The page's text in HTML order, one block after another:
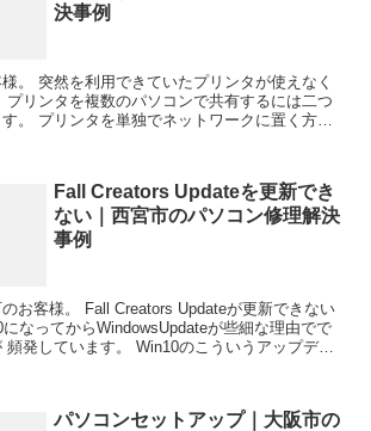
決事例
。 突然を利用できていたプリンタが使えなく
プリンタを複数のパソコンで共有するには二つ
。 プリンタを単独でネットワークに置く方
Fall Creators Updateを更新でき
ない｜西宮市のパソコン修理解決
事例
お客様。 Fall Creators Updateが更新できない
なってからWindowsUpdateが些細な理由でで
頻発しています。 Win10のこういうアップデー
パソコンセットアップ｜大阪市の